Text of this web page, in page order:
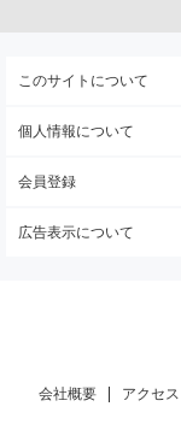
このサイトについて
個人情報について
会員登録
広告表示について
会社概要 アクセス